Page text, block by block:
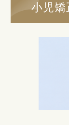
小児矯